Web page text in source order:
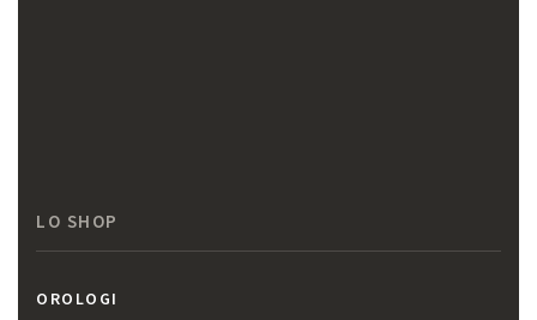
LO SHOP
OROLOGI